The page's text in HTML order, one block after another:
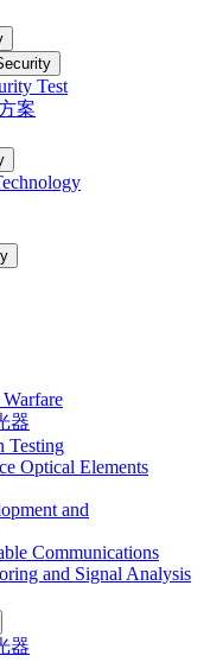
Test
案
器
Testing
Optical Elements
and
Communications
and Signal Analysis
器